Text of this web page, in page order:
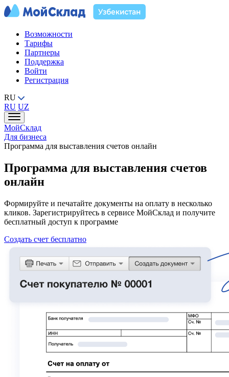
Возможности
Тарифы
Партнеры
Поддержка
Войти
Регистрация
RU
RU UZ
МойСклад
Для бизнеса
Программа для выставления счетов онлайн
Программа для выставления счетов
онлайн
Формируйте и печатайте документы на оплату в несколько
кликов. Зарегистрируйтесь в сервисе МойСклад и получите
бесплатный доступ к программе
Создать счет бесплатно